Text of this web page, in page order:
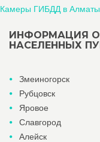
Камеры ГИБДД в Алматы
ИНФОРМАЦИЯ О
НАСЕЛЕННЫХ
Змеиногорск
Рубцовск
Яровое
Славгород
Алейск